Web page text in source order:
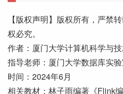
【版权声明】版权所有，严禁
权必究。
作者：厦门大学计算机科学与
指导老师：厦门大学数据库实
时间：2024年6月
相关教材：林子雨编著《Flink